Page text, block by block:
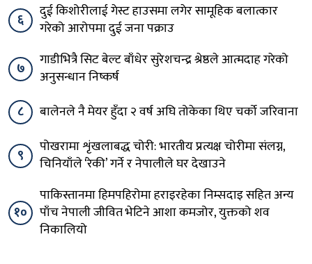
६
दुई किशोरीलाई गेस्ट हाउसमा लगेर सामूहिक बलात्कार
गरेको आरोपमा दुई जना पक्राउ
७
गाडीभित्रै सिट बेल्ट बाँधेर सुरेशचन्द्र श्रेष्ठले आत्मदाह गरेको
अनुसन्धान निष्कर्ष
८
बालेनले नै मेयर हुँदा २ वर्ष अघि तोकेका थिए चर्को जरिवाना
९
पोखरामा शृंखलाबद्ध चोरी: भारतीय प्रत्यक्ष चोरीमा संलग्न,
चिनियाँले ‘रेकी’ गर्ने र नेपालीले घर देखाउने
१०
पाकिस्तानमा हिमपहिरोमा हराइरहेका निम्सदाइ सहित अन्य
पाँच नेपाली जीवित भेटिने आशा कमजोर, युक्तको शव
निकालियो